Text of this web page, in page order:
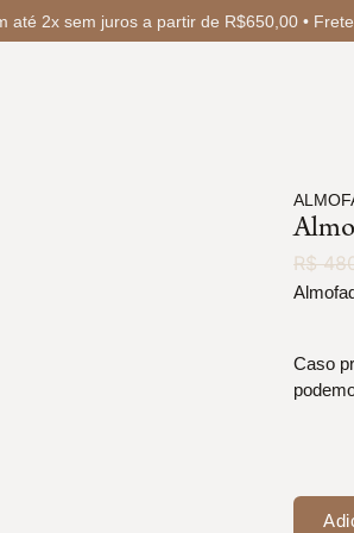
até 2x sem juros a partir de R$650,00 •
R$
Caso